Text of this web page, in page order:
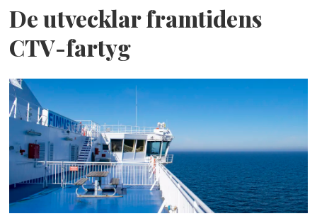
De utvecklar framtidens
CTV-fartyg